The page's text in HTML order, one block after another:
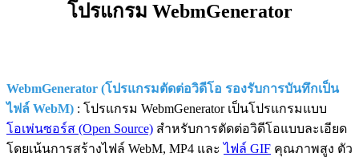
โปรแกรม WebmGenerator
WebmGenerator (โปรแกรมตัดต่อวิดีโอ รองรับการบันทึกเป็น
ไฟล์ WebM) : โปรแกรม WebmGenerator เป็นโปรแกรมแบบ
โอเพ่นซอร์ส (Open Source) สำหรับการตัดต่อวิดีโอแบบละเอียด
โดยเน้นการสร้างไฟล์ WebM, MP4 และไฟล์ GIF คุณภาพสูง ตัว